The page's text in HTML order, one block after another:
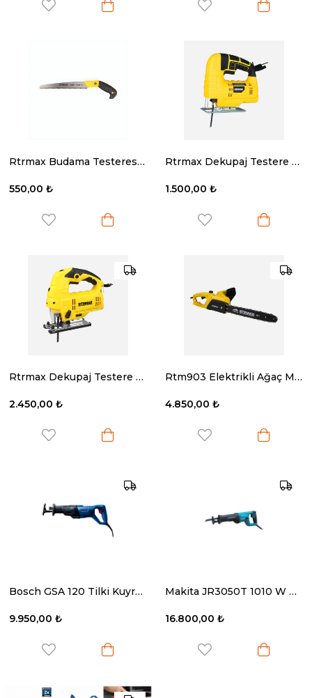
Rtrmax Budama Testeresi 240 Orta Diş Kılıfsız
550,00 ₺
Rtrmax Dekupaj Testere 450W 55 Mm 3000 Rpm
1.500,00 ₺
Rtrmax Dekupaj Testere 110 Mm. Lazerli 800 W.
2.450,00 ₺
Rtm903 Elektrikli Ağaç Motoru 2000W 40 Cm Pala
4.850,00 ₺
Bosch GSA 120 Tilki Kuyruğu Panter Testere 1200W
9.950,00 ₺
Makita JR3050T 1010 W Kılıç Testeresi
16.800,00 ₺